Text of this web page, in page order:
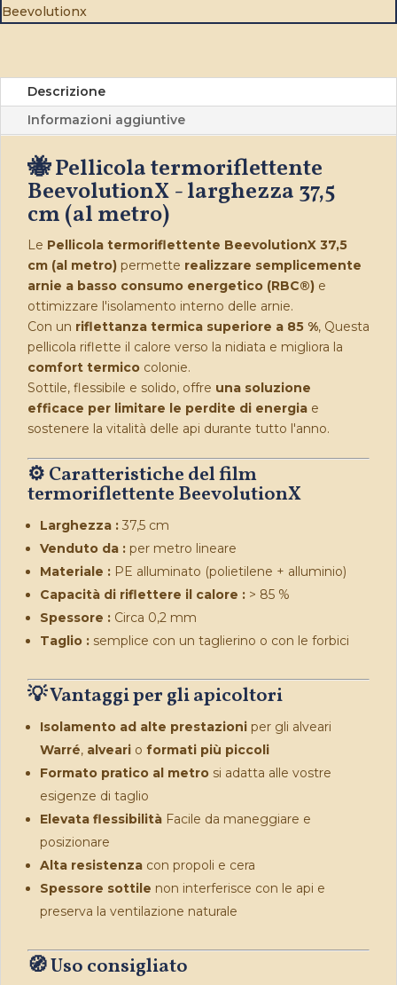
cm
Beevolutionx
Descrizione
Informazioni aggiuntive
🐝 Pellicola termoriflettente
BeevolutionX - larghezza 37,5
cm (al metro)
Le Pellicola termoriflettente BeevolutionX 37,5
cm (al metro) permette realizzare semplicemente
arnie a basso consumo energetico (RBC®) e
ottimizzare l'isolamento interno delle arnie.
Con un riflettanza termica superiore a 85 %, Questa
pellicola riflette il calore verso la nidiata e migliora la
comfort termico colonie.
Sottile, flessibile e solido, offre una soluzione
efficace per limitare le perdite di energia e
sostenere la vitalità delle api durante tutto l'anno.
⚙️ Caratteristiche del film
termoriflettente BeevolutionX
Larghezza : 37,5 cm
Venduto da : per metro lineare
Materiale : PE alluminato (polietilene + alluminio)
Capacità di riflettere il calore : > 85 %
Spessore : Circa 0,2 mm
Taglio : semplice con un taglierino o con le forbici
💡 Vantaggi per gli apicoltori
Isolamento ad alte prestazioni per gli alveari
Warré, alveari o formati più piccoli
Formato pratico al metro si adatta alle vostre
esigenze di taglio
Elevata flessibilità Facile da maneggiare e
posizionare
Alta resistenza con propoli e cera
Spessore sottile non interferisce con le api e
preserva la ventilazione naturale
🧭 Uso consigliato